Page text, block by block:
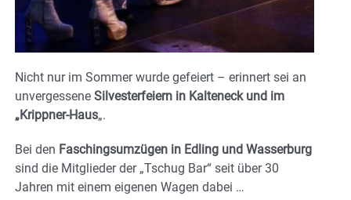
Nicht nur im Sommer wurde gefeiert – erinnert sei an
unvergessene Silvesterfeiern in Kalteneck und im
„Krippner-Haus„.
Bei den Faschingsumzügen in Edling und Wasserburg
sind die Mitglieder der „Tschug Bar“ seit über 30
Jahren mit einem eigenen Wagen dabei …